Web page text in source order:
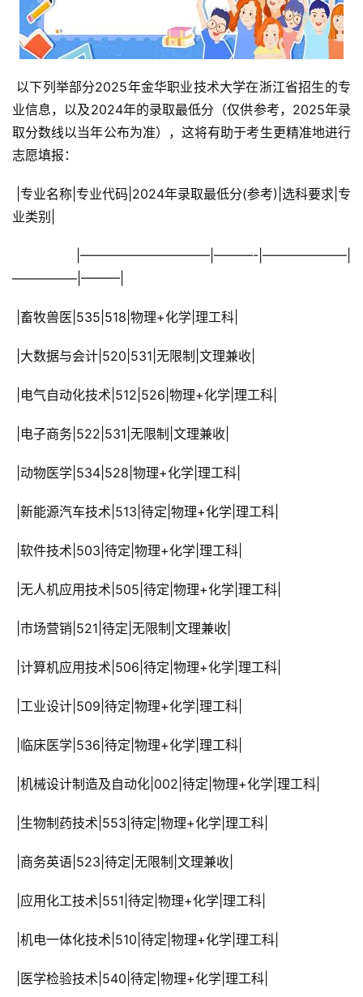
业信息，以及2024年的录取最低分（仅供参考，2025年录
取分数线以当年公布为准），这将有助于考生更精准地进行
志愿填报：
业类别|
—————|———|
|畜牧兽医|535|518|物理+化学|理工科|
|大数据与会计|520|531|无限制|文理兼收|
|电气自动化技术|512|526|物理+化学|理工科|
|电子商务|522|531|无限制|文理兼收|
|动物医学|534|528|物理+化学|理工科|
|新能源汽车技术|513|待定|物理+化学|理工科|
|软件技术|503|待定|物理+化学|理工科|
|无人机应用技术|505|待定|物理+化学|理工科|
|市场营销|521|待定|无限制|文理兼收|
|计算机应用技术|506|待定|物理+化学|理工科|
|工业设计|509|待定|物理+化学|理工科|
|临床医学|536|待定|物理+化学|理工科|
|机械设计制造及自动化|002|待定|物理+化学|理工科|
|生物制药技术|553|待定|物理+化学|理工科|
|商务英语|523|待定|无限制|文理兼收|
|应用化工技术|551|待定|物理+化学|理工科|
|机电一体化技术|510|待定|物理+化学|理工科|
|医学检验技术|540|待定|物理+化学|理工科|